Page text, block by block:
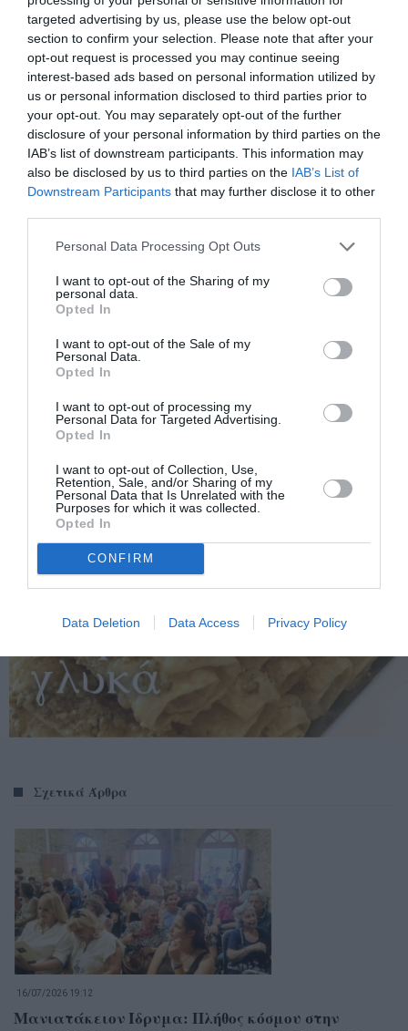
targeted advertising by us, please use the below opt-out
section to confirm your selection. Please note that after your
opt-out request is processed you may continue seeing
interest-based ads based on personal information utilized by
us or personal information disclosed to third parties prior to
your opt-out. You may separately opt-out of the further
disclosure of your personal information by third parties on the
IAB’s list of downstream participants. This information may
also be disclosed by us to third parties on the IAB’s List of
Downstream Participants that may further disclose it to other
Personal Data Processing Opt Outs
I want to opt-out of the Sharing of my
personal data.
Opted In
I want to opt-out of the Sale of my
Personal Data.
Opted In
I want to opt-out of processing my
Personal Data for Targeted Advertising.
Opted In
I want to opt-out of Collection, Use,
Retention, Sale, and/or Sharing of my
Personal Data that Is Unrelated with the
Purposes for which it was collected.
Opted In
CONFIRM
Data Deletion Data Access Privacy Policy
Σχετικά Άρθρα
16/07/2026 19:12
Μανιατάκειον Ίδρυμα: Πλήθος κόσμου στην